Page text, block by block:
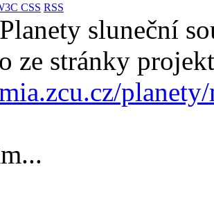
CSS RSS
Planety sluneční
ze stránky